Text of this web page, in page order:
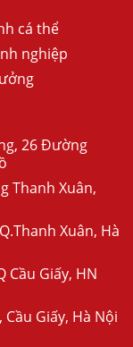
cá thể
nghiệp
26 Đường
Thanh Xuân,
Xuân, Hà
Cầu Giấy, HN
Giấy, Hà Nội